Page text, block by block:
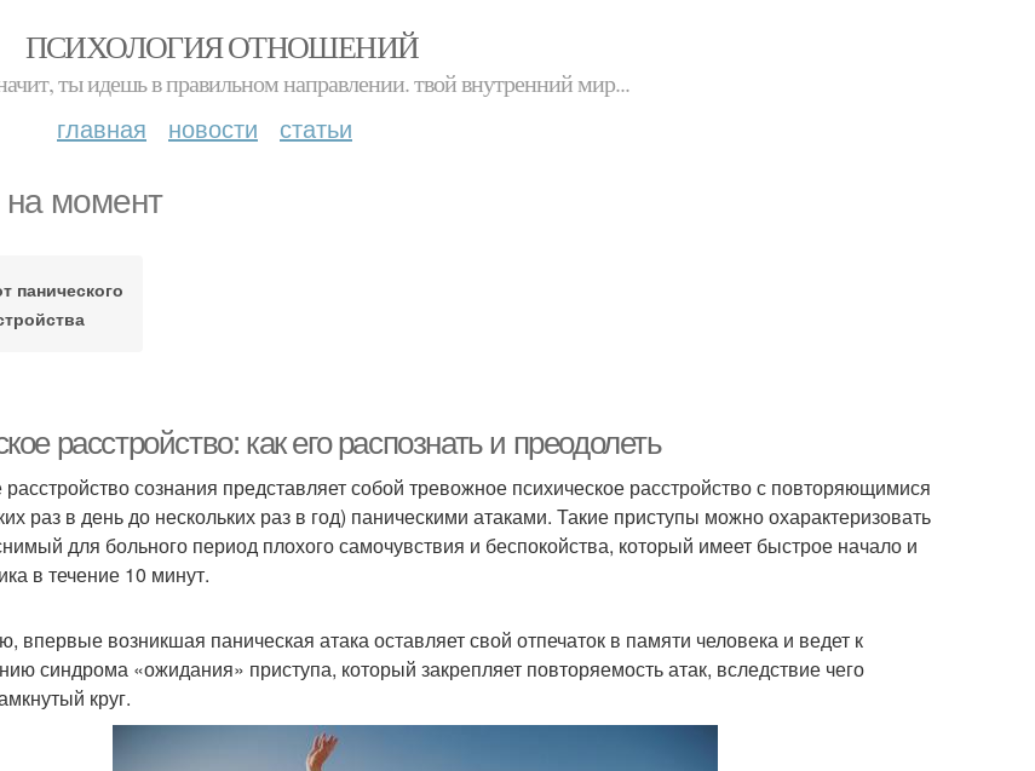
ПСИХОЛОГИЯ ОТНОШЕНИЙ
ты идешь в правильном направлении. твой внутренний мир...
главная новости статьи
на момент
панического
расстройство: как его распознать и преодолеть
сознания представляет собой тревожное психическое расстройство с повторяющимися
раз в день до нескольких раз в год) паническими атаками. Такие приступы можно охарактеризовать
для больного период плохого самочувствия и беспокойства, который имеет быстрое начало и
в течение 10 минут.
впервые возникшая паническая атака оставляет свой отпечаток в памяти человека и ведет к
синдрома «ожидания» приступа, который закрепляет повторяемость атак, вследствие чего
круг.